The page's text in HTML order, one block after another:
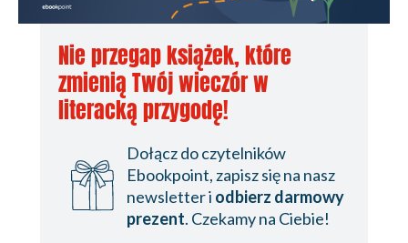
Nie przegap książek, które
zmienią Twój wieczór w
literacką przygodę!
Dołącz do czytelników
Ebookpoint, zapisz się na nasz
newsletter i odbierz darmowy
prezent. Czekamy na Ciebie!